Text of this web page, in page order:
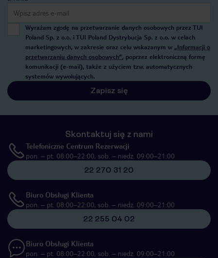
Wyrażam zgodę na przetwarzanie danych osobowych przez TUI
Poland Sp. z o.o. i TUI Poland Dystrybucja Sp. z o.o. w celach
marketingowych, w zakresie oraz celu wskazanym w „Informacji o
przetwarzaniu danych osobowych”, poprzez elektroniczną formę
komunikacji (e-mail), także z użyciem tzw. automatycznych
systemów wywołujących.
Zapisz się
Skontaktuj się z nami
Telefoniczne Centrum Rezerwacji
pon. – pt. 08:00–22:00, sob. – niedz. 09:00–21:00
22 270 31 20
Biuro Obsługi Klienta
pon. – pt. 08:00–22:00, sob. – niedz. 09:00–21:00
22 255 04 02
Biuro Obsługi Klienta
pon. – pt. 08:00–22:00, sob. – niedz. 09:00–21:00